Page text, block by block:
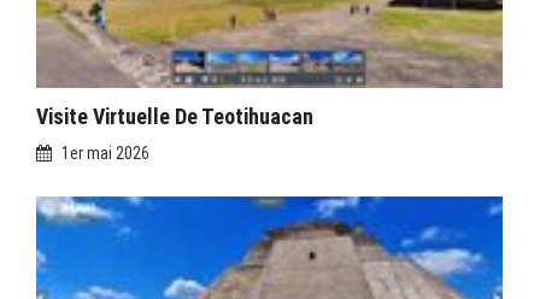
Visite Virtuelle De Teotihuacan
1er mai 2026